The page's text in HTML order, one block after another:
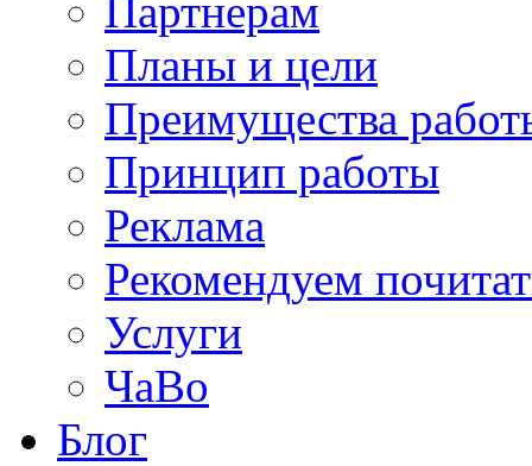
Партнерам
Планы и цели
Преимущества
Принцип работы
Реклама
Рекомендуем
Услуги
ЧаВо
Блог